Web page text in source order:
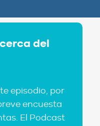
del
episodio, por
encuesta
El Podcast